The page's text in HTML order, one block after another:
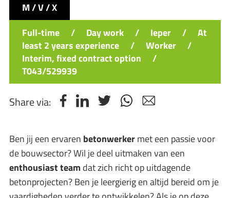
M / V / X
Full-time
/ Day work / Ieper /
At
least 2 years experience
/ Worker
/
Interim, fixed contract option
/
T043/529939
Share via:
Ben jij een ervaren betonwerkermet een passie voor
de bouwsector? Wil je deel uitmaken van een
enthousiast team dat zich richt op uitdagende
betonprojecten? Ben je leergierig en altijd bereid om je